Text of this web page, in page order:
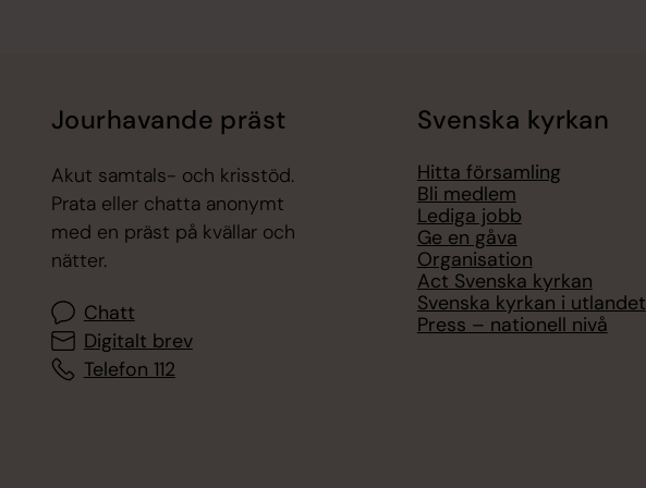
Jourhavande präst
Akut samtals- och krisstöd.
Prata eller chatta anonymt
med en präst på kvällar och
nätter.
Chatt
Digitalt brev
Telefon 112
Svenska kyrkan
Hitta församling
Bli medlem
Lediga jobb
Ge en gåva
Organisation
Act Svenska kyrkan
Svenska kyrkan i utlandet
Press – nationell nivå